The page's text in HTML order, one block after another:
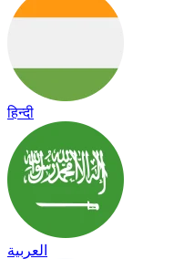
हिन्दी
العربية